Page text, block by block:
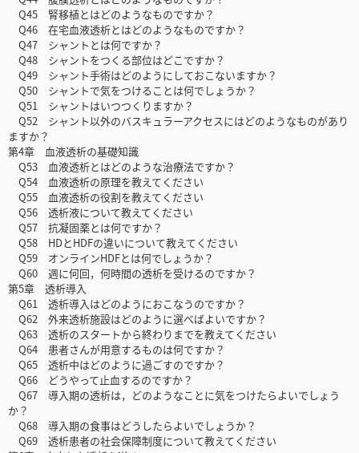
Q45 腎移植とはどのようなものですか？
Q46 在宅血液透析とはどのようなものですか？
Q47 シャントとは何ですか？
Q48 シャントをつくる部位はどこですか？
Q49 シャント手術はどのようにしておこないますか？
Q50 シャントで気をつけることは何でしょうか？
Q51 シャントはいつつくりますか？
Q52 シャント以外のバスキュラーアクセスにはどのようなものがあり
ますか？
第4章 血液透析の基礎知識
Q53 血液透析とはどのような治療法ですか？
Q54 血液透析の原理を教えてください
Q55 血液透析の役割を教えてください
Q56 透析液について教えてください
Q57 抗凝固薬とは何ですか？
Q58 HDとHDFの違いについて教えてください
Q59 オンラインHDFとは何でしょうか？
Q60 週に何回，何時間の透析を受けるのですか？
第5章 透析導入
Q61 透析導入はどのようにおこなうのですか？
Q62 外来透析施設はどのように選べばよいですか？
Q63 透析のスタートから終わりまでを教えてください
Q64 患者さんが用意するものは何ですか？
Q65 透析中はどのように過ごすのですか？
Q66 どうやって止血するのですか？
Q67 導入期の透析は，どのようなことに気をつけたらよいでしょう
か？
Q68 導入期の食事はどうしたらよいでしょうか？
Q69 透析患者の社会保障制度について教えてください